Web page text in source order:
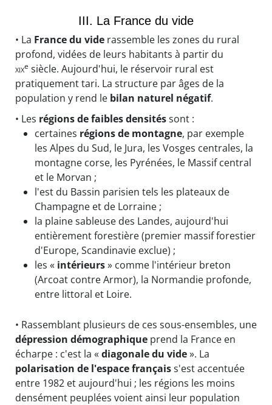
III. La France du vide
• La France du vide rassemble les zones du rural
profond, vidées de leurs habitants à partir du
xixe siècle. Aujourd'hui, le réservoir rural est
pratiquement tari. La structure par âges de la
population y rend le bilan naturel négatif.
• Les régions de faibles densitéssont :
certaines régions de montagne, par exemple
les Alpes du Sud, le Jura, les Vosges centrales, la
montagne corse, les Pyrénées, le Massif central
et le Morvan ;
l'est du Bassin parisien tels les plateaux de
Champagne et de Lorraine ;
la plaine sableuse des Landes, aujourd'hui
entièrement forestière (premier massif forestier
d'Europe, Scandinavie exclue) ;
les « intérieurs» comme l'intérieur breton
(Arcoat contre Armor), la Normandie profonde,
entre littoral et Loire.
• Rassemblant plusieurs de ces sous-ensembles, une
dépression démographique prend la France en
écharpe : c'est la «diagonale du vide». La
polarisation de l'espace françaiss'est accentuée
entre 1982 et aujourd'hui ; les régions les moins
densément peuplées voient ainsi leur population